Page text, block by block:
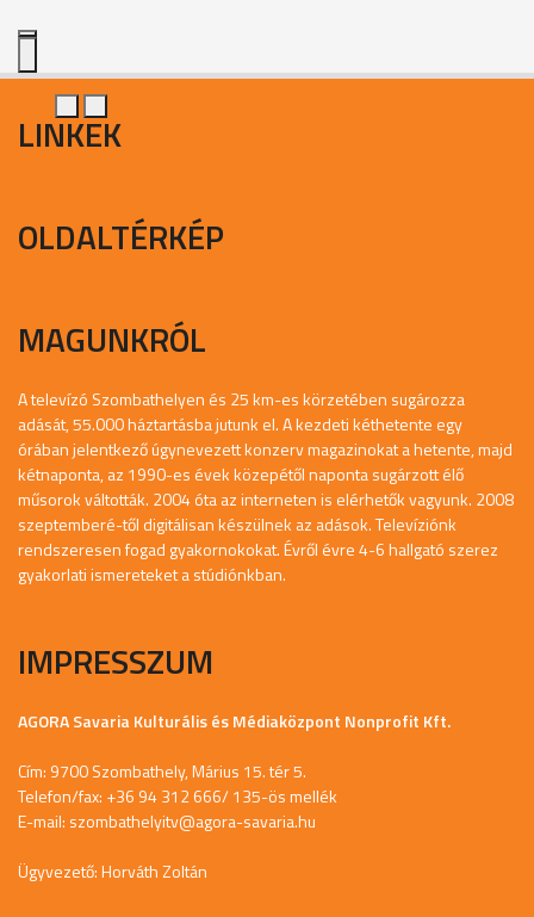
LINKEK
OLDALTÉRKÉP
MAGUNKRÓL
A televízó Szombathelyen és 25 km-es körzetében sugározza
adását, 55.000 háztartásba jutunk el. A kezdeti kéthetente egy
órában jelentkező úgynevezett konzerv magazinokat a hetente, majd
kétnaponta, az 1990-es évek közepétől naponta sugárzott élő
műsorok váltották. 2004 óta az interneten is elérhetők vagyunk. 2008
szeptemberé-től digitálisan készülnek az adások. Televíziónk
rendszeresen fogad gyakornokokat. Évről évre 4-6 hallgató szerez
gyakorlati ismereteket a stúdiónkban.
IMPRESSZUM
AGORA Savaria Kulturális és Médiaközpont Nonprofit Kft.
Cím: 9700 Szombathely, Márius 15. tér 5.
Telefon/fax: +36 94 312 666/ 135-ös mellék
E-mail: szombathelyitv@agora-savaria.hu
Ügyvezető: Horváth Zoltán